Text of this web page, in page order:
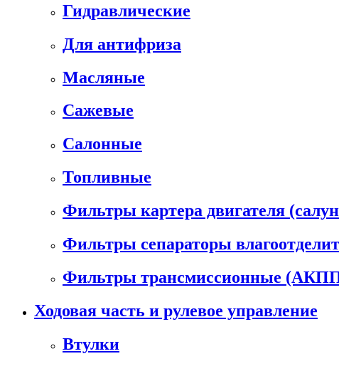
Гидравлические
Для антифриза
Масляные
Сажевые
Салонные
Топливные
Фильтры картера двигателя
Фильтры сепараторы
Фильтры трансмиссионные
Ходовая часть и рулевое управление
Втулки